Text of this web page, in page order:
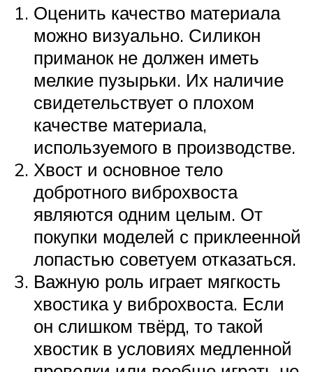
Оценить качество материала
можно визуально. Силикон
приманок не должен иметь
мелкие пузырьки. Их наличие
свидетельствует о плохом
качестве материала,
используемого в производстве.
Хвост и основное тело
добротного виброхвоста
являются одним целым. От
покупки моделей с приклеенной
лопастью советуем отказаться.
Важную роль играет мягкость
хвостика у виброхвоста. Если
он слишком твёрд, то такой
хвостик в условиях медленной